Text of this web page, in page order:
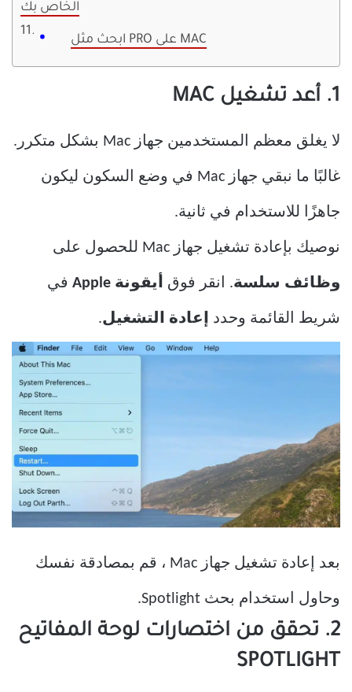
الخاص بك
ابحث مثل PRO على MAC
1. أعد تشغيل MAC
لا يغلق معظم المستخدمين جهاز Mac بشكل متكرر.
غالبًا ما نبقي جهاز Mac في وضع السكون ليكون
جاهزًا للاستخدام في ثانية.
نوصيك بإعادة تشغيل جهاز Mac للحصول على
وظائف سلسة. انقر فوق أيقونة Apple في
شريط القائمة وحدد إعادة التشغيل.
بعد إعادة تشغيل جهاز Mac ، قم بمصادقة نفسك
وحاول استخدام بحث Spotlight.
2. تحقق من اختصارات لوحة المفاتيح
SPOTLIGHT